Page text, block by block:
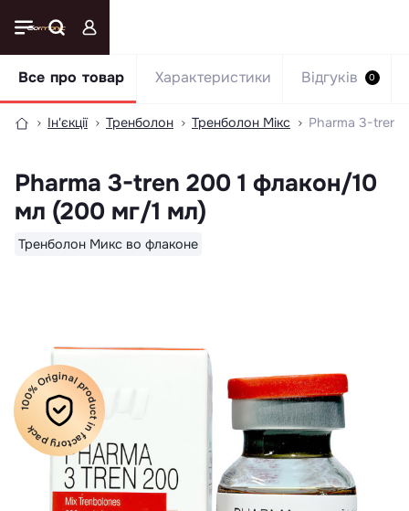
Ін'єкції Тренболон Тренболон Мікс Pharma 3-tren
Pharma 3-tren 200 1 флакон/10
мл (200 мг/1 мл)
Тренболон Микс во флаконе
Все про товар Характеристики Відгуків 0
100% Original product in factory pack